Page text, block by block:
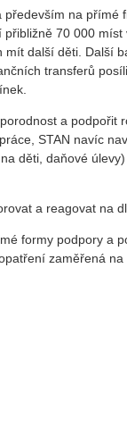
na
70 000
další děti. Další
transferů
a
STAN navíc
děti, daňové
a reagovat na
formy podpory a
zaměřená